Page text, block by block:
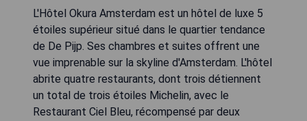
L'Hôtel Okura Amsterdam est un hôtel de luxe 5
étoiles supérieur situé dans le quartier tendance
de De Pijp. Ses chambres et suites offrent une
vue imprenable sur la skyline d'Amsterdam. L'hôtel
abrite quatre restaurants, dont trois détiennent
un total de trois étoiles Michelin, avec le
Restaurant Ciel Bleu, récompensé par deux